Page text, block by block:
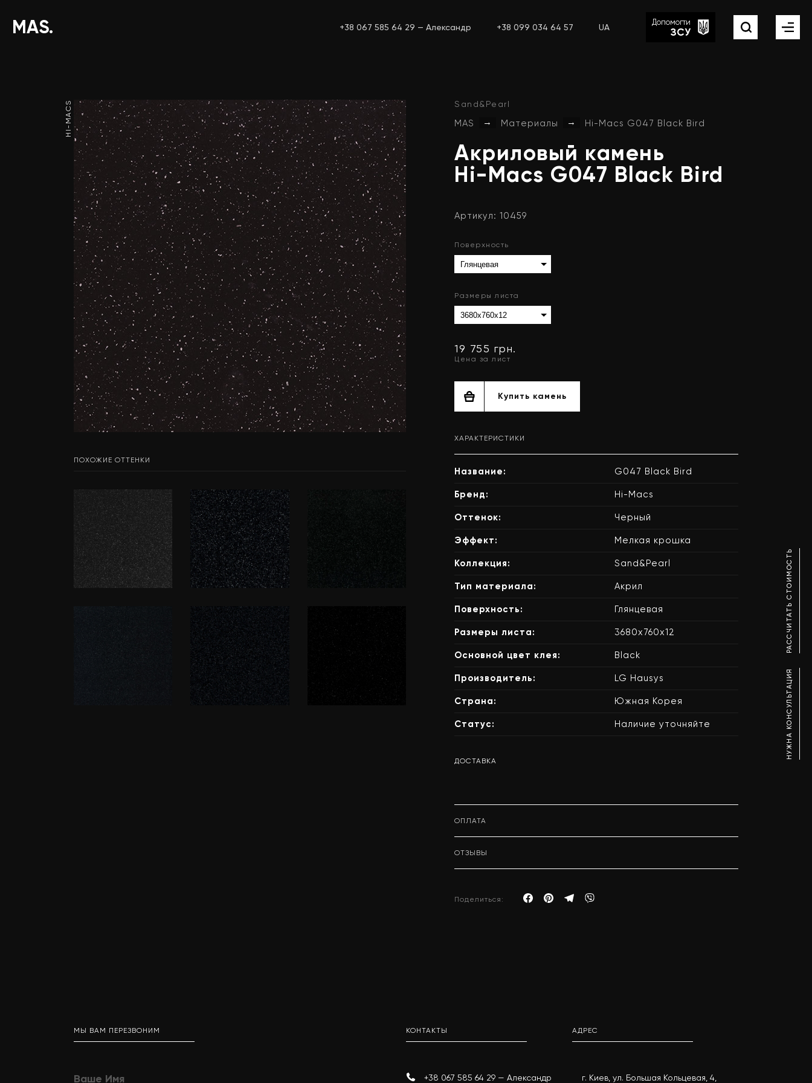
MAS. +38 067 585 64 29 — Александр +38 099 034 64 57 UA
Допомогти
ЗСУ
HI-MACS
ПОХОЖИЕ ОТТЕНКИ
Krion 7904
Corian Deep
Black Quartz
421 Coal Mine
Adventure (A)
Sand&Pearl
MAS → Материалы → Hi-Macs G047 Black Bird
Акриловый камень
Hi-Macs G047 Black Bird
Артикул: 10459
Поверхность
Размеры листа
19 755 грн.
Цена за лист
Купить камень
ХАРАКТЕРИСТИКИ
Название: G047 Black Bird
Бренд: Hi-Macs
Оттенок: Черный
Эффект: Мелкая крошка
Коллекция: Sand&Pearl
Тип материала: Акрил
Поверхность: Глянцевая
Размеры листа: 3680x760x12
Основной цвет клея: Black
Производитель: LG Hausys
Страна: Южная Корея
Статус: Наличие уточняйте
ДОСТАВКА
ОПЛАТА
ОТЗЫВЫ
Поделиться:
НУЖНА КОНСУЛЬТАЦИЯ
РАССЧИТАТЬ СТОИМОСТЬ
МЫ ВАМ ПЕРЕЗВОНИМ КОНТАКТЫ
+38 067 585 64 29 — Александр
АДРЕС
г. Киев, ул. Большая Кольцевая, 4,